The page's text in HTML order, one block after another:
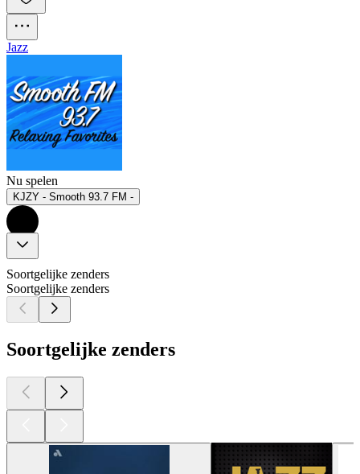
Jazz
Nu spelen
KJZY - Smooth 93.7 FM -
Soortgelijke zenders
Soortgelijke zenders
Soortgelijke zenders